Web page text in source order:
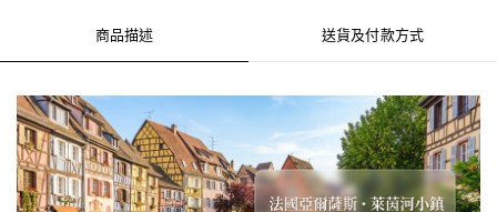
商品描述 送貨及付款方式